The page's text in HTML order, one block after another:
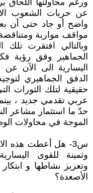
ورغم محاولتها
عن حريات الشعوب الا
واضح أو جاد حتى أن
مواقف مواربة
وبالتالي افتقرت تلك
الجماهير وفق رؤية
اليسارية الى الآن
الدفق الجماهيري
حقيقية لتلك الثورات
عربي تقدمي جديد ،
حدّ ما استثمار مشاعر
الموجة في محاولات
س3- هل أعطت هذه
وثمينة للقوى
وتعزيز نشاطها و
الأصعدة؟